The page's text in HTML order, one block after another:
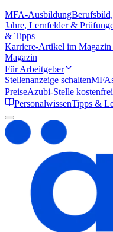
MFA-Ausbildung
Jahre, Lernfelder &
& Tipps
Karriere-Artikel im Magazin
Magazin
Für Arbeitgeber
Stellenanzeige schalten
PreiseAzubi-Stelle kostenfrei
PersonalwissenTipps &